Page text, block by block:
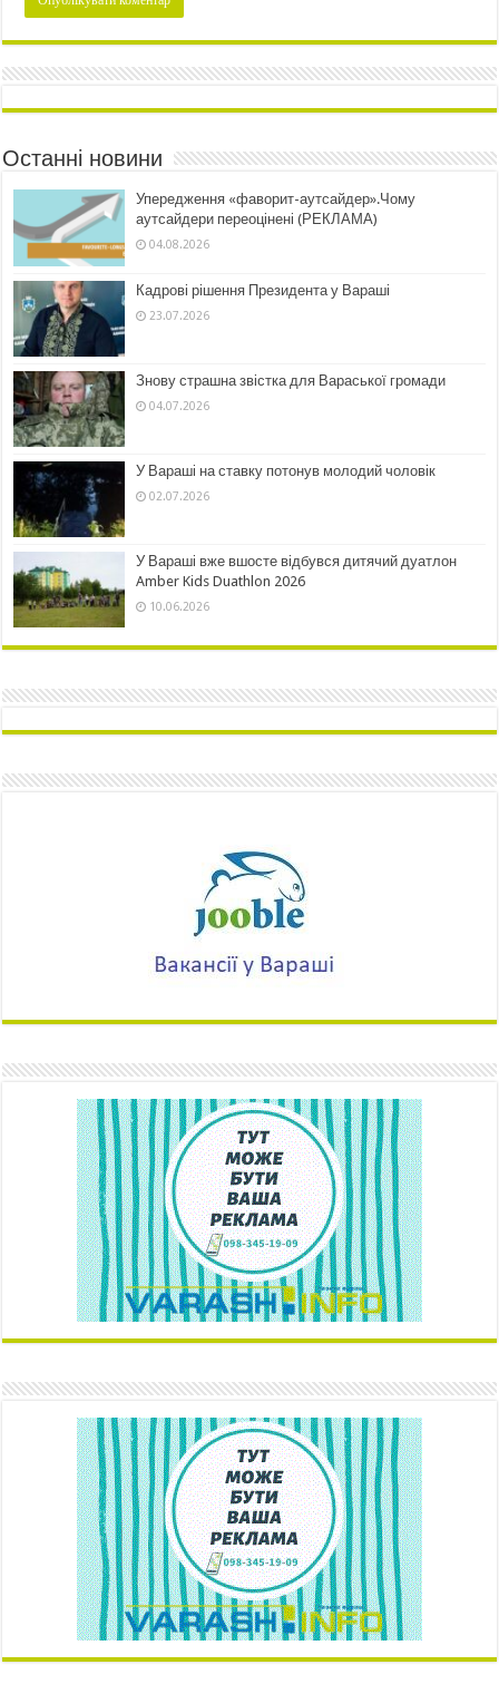
Останні новини
Упередження «фаворит-аутсайдер».Чому
аутсайдери переоцінені (РЕКЛАМА)
04.08.2026
Кадрові рішення Президента у Вараші
23.07.2026
Знову страшна звістка для Вараської громади
04.07.2026
У Вараші на ставку потонув молодий чоловік
02.07.2026
У Вараші вже вшосте відбувся дитячий дуатлон
Amber Kids Duathlon 2026
10.06.2026